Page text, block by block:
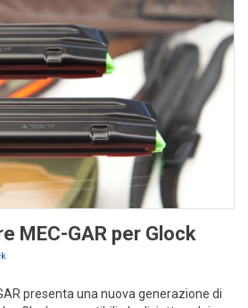
MEC-GAR per Glock
presenta una nuova generazione di